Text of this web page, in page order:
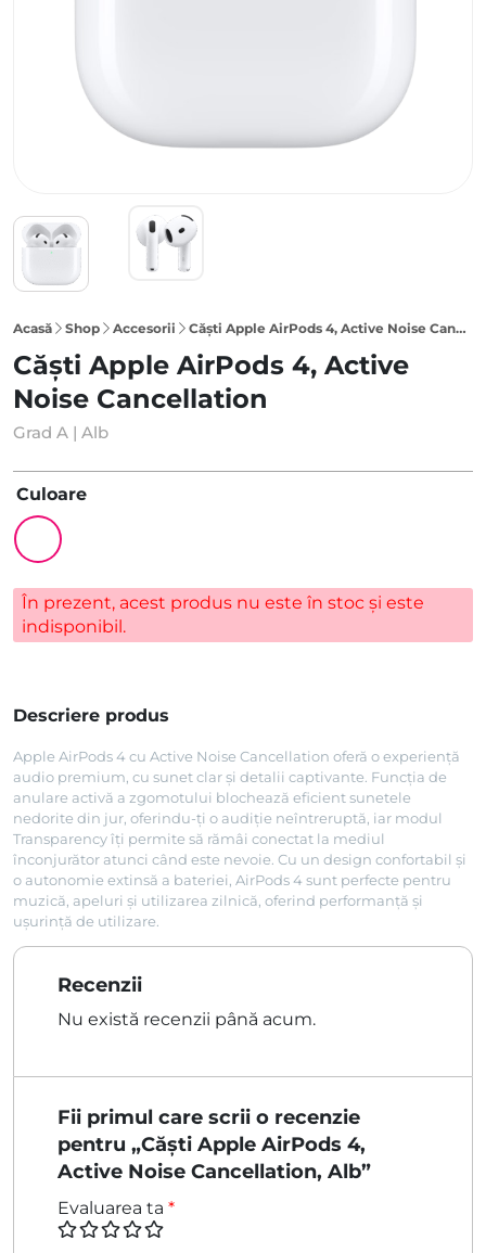
Acasă Shop Accesorii Căști Apple AirPods 4, Active Noise Cancellation, Alb
Căști Apple AirPods 4, Active
Noise Cancellation
Grad A | Alb
Culoare
În prezent, acest produs nu este în stoc și este
indisponibil.
Descriere produs
Apple AirPods 4 cu Active Noise Cancellation oferă o experiență
audio premium, cu sunet clar și detalii captivante. Funcția de
anulare activă a zgomotului blochează eficient sunetele
nedorite din jur, oferindu-ți o audiție neîntreruptă, iar modul
Transparency îți permite să rămâi conectat la mediul
înconjurător atunci când este nevoie. Cu un design confortabil și
o autonomie extinsă a bateriei, AirPods 4 sunt perfecte pentru
muzică, apeluri și utilizarea zilnică, oferind performanță și
ușurință de utilizare.
Recenzii
Nu există recenzii până acum.
Fii primul care scrii o recenzie
pentru „Căști Apple AirPods 4,
Active Noise Cancellation, Alb”
Evaluarea ta *